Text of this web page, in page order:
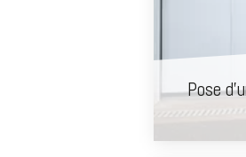
Pose